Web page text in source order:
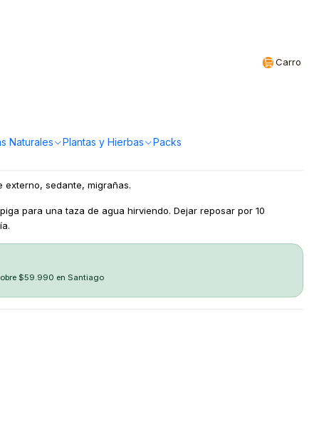
Carro
Naturales Plantas y Hierbas Packs
externo, sedante, migrañas.
para una taza de agua hirviendo. Dejar reposar por 10
$59.990 en Santiago